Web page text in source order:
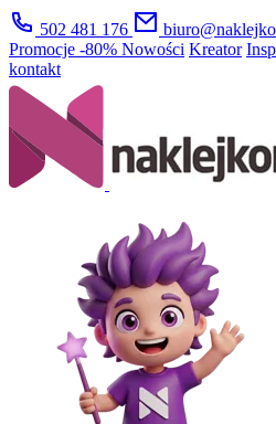
502 481 176
Promocje -80% Nowości Kreator
kontakt